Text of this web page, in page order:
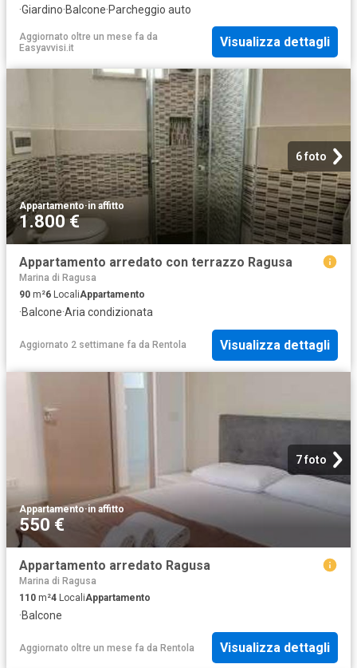
·Giardino·Balcone·Parcheggio auto
Aggiornato oltre un mese fa da
Easyavvisi.it
Visualizza dettagli
6 foto
Appartamento·in affitto
1.800 €
Appartamento arredato con terrazzo Ragusa
Marina di Ragusa
90 m²6 LocaliAppartamento
·Balcone·Aria condizionata
Aggiornato 2 settimane fa da Rentola Visualizza dettagli
7 foto
Appartamento·in affitto
550 €
Appartamento arredato Ragusa
Marina di Ragusa
110 m²4 LocaliAppartamento
·Balcone
Aggiornato oltre un mese fa da Rentola Visualizza dettagli